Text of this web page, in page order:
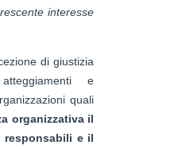
interesse
di giustizia
e
quali
organizzativa il
responsabili e il